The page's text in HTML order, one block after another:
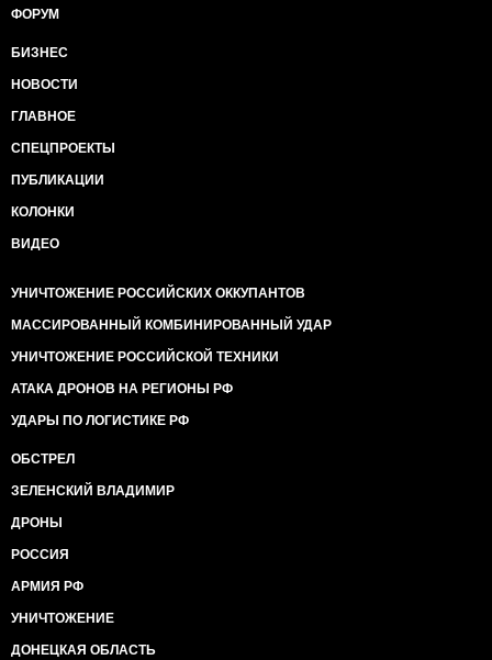
ФОРУМ
БИЗНЕС
НОВОСТИ
ГЛАВНОЕ
СПЕЦПРОЕКТЫ
ПУБЛИКАЦИИ
КОЛОНКИ
ВИДЕО
УНИЧТОЖЕНИЕ РОССИЙСКИХ ОККУПАНТОВ
МАССИРОВАННЫЙ КОМБИНИРОВАННЫЙ УДАР
УНИЧТОЖЕНИЕ РОССИЙСКОЙ ТЕХНИКИ
АТАКА ДРОНОВ НА РЕГИОНЫ РФ
УДАРЫ ПО ЛОГИСТИКЕ РФ
ОБСТРЕЛ
ЗЕЛЕНСКИЙ ВЛАДИМИР
ДРОНЫ
РОССИЯ
АРМИЯ РФ
УНИЧТОЖЕНИЕ
ДОНЕЦКАЯ ОБЛАСТЬ